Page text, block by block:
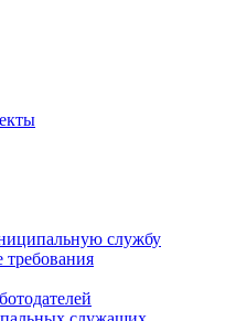
службу